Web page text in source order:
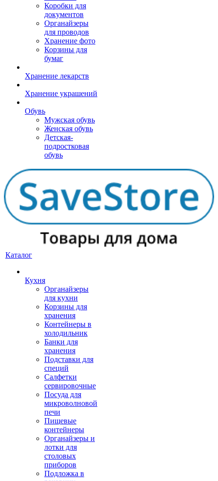
Коробки для
документов
Органайзеры
для проводов
Хранение фото
Корзины для
бумаг
Хранение лекарств
Хранение украшений
Обувь
Мужская обувь
Женская обувь
Детская-
подростковая
обувь
Каталог
Кухня
Органайзеры
для кухни
Корзины для
хранения
Контейнеры в
холодильник
Банки для
хранения
Подставки для
специй
Салфетки
сервировочные
Посуда для
микроволновой
печи
Пищевые
контейнеры
Органайзеры и
лотки для
столовых
приборов
Подложка в